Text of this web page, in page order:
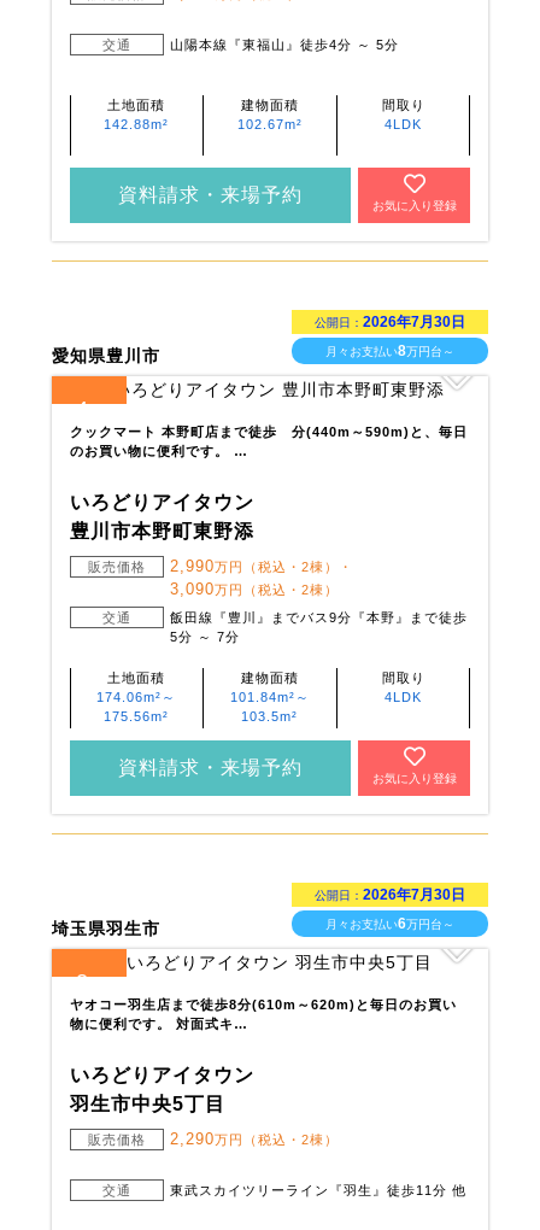
交通 山陽本線『東福山』徒歩4分 ～ 5分
土地面積
142.88m²
建物面積
102.67m²
間取り
4LDK
資料請求・来場予約
お気に入り登録
愛知県豊川市
公開日：2026年7月30日
月々お支払い8万円台～
4
クックマート 本野町店まで徒歩 分(440m～590m)と、毎日
のお買い物に便利です。 …
いろどりアイタウン
豊川市本野町東野添
販売価格 2,990万円（税込・2棟）・
3,090万円（税込・2棟）
交通
飯田線『豊川』までバス9分『本野』まで徒歩
5分 ～ 7分
土地面積
174.06m²～
175.56m²
建物面積
101.84m²～
103.5m²
間取り
4LDK
資料請求・来場予約
お気に入り登録
埼玉県羽生市
公開日：2026年7月30日
月々お支払い6万円台～
2
ヤオコー羽生店まで徒歩8分(610m～620m)と毎日のお買い
物に便利です。 対面式キ…
いろどりアイタウン
羽生市中央5丁目
販売価格 2,290万円（税込・2棟）
交通 東武スカイツリーライン『羽生』徒歩11分 他